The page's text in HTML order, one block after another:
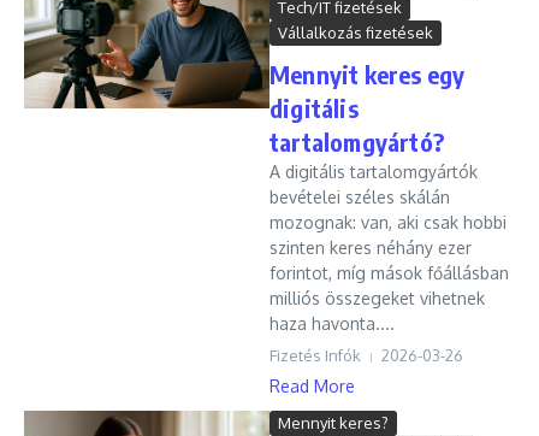
Tech/IT fizetések
Vállalkozás fizetések
Mennyit keres egy
digitális
tartalomgyártó?
A digitális tartalomgyártók
bevételei széles skálán
mozognak: van, aki csak hobbi
szinten keres néhány ezer
forintot, míg mások főállásban
milliós összegeket vihetnek
haza havonta....
Fizetés Infók 2026-03-26
Read More
Mennyit keres?